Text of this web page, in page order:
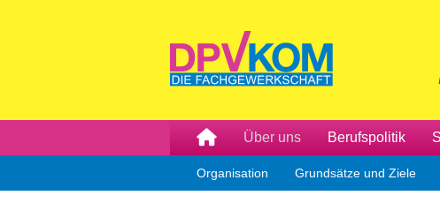
Über uns Berufspolitik
Organisation Grundsätze und Ziele